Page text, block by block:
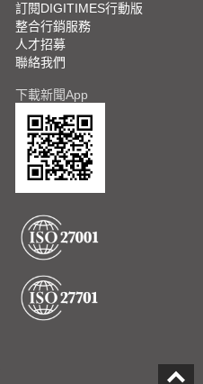
訂閱DIGITIMES行動版
整合行銷服務
人才招募
聯絡我們
下載新聞App